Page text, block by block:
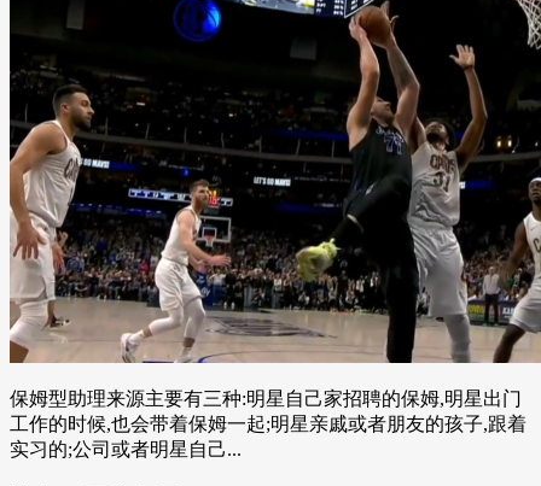
保姆型助理来源主要有三种:明星自己家招聘的保姆,明星出门
工作的时候,也会带着保姆一起;明星亲戚或者朋友的孩子,跟着
实习的;公司或者明星自己...